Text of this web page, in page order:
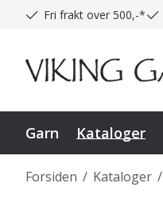
Fri frakt over 500,-*
Garn Kataloger
/
Forsiden /
Kataloger